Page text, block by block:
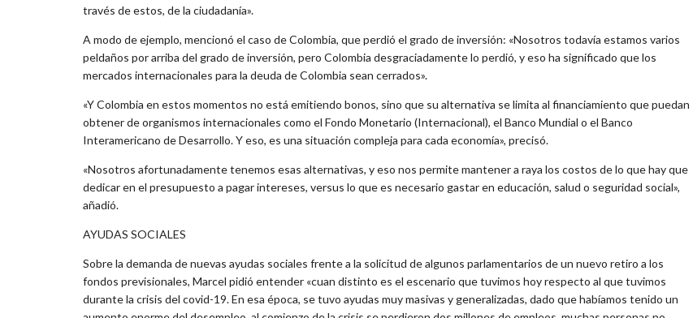
través de estos, de la ciudadanía».
A modo de ejemplo, mencionó el caso de Colombia, que perdió el grado de inversión: «Nosotros todavía estamos varios
peldaños por arriba del grado de inversión, pero Colombia desgraciadamente lo perdió, y eso ha significado que los
mercados internacionales para la deuda de Colombia sean cerrados».
«Y Colombia en estos momentos no está emitiendo bonos, sino que su alternativa se limita al financiamiento que puedan
obtener de organismos internacionales como el Fondo Monetario (Internacional), el Banco Mundial o el Banco
Interamericano de Desarrollo. Y eso, es una situación compleja para cada economía», precisó.
«Nosotros afortunadamente tenemos esas alternativas, y eso nos permite mantener a raya los costos de lo que hay que
dedicar en el presupuesto a pagar intereses, versus lo que es necesario gastar en educación, salud o seguridad social»,
añadió.
AYUDAS SOCIALES
Sobre la demanda de nuevas ayudas sociales frente a la solicitud de algunos parlamentarios de un nuevo retiro a los
fondos previsionales, Marcel pidió entender «cuan distinto es el escenario que tuvimos hoy respecto al que tuvimos
durante la crisis del covid-19. En esa época, se tuvo ayudas muy masivas y generalizadas, dado que habíamos tenido un